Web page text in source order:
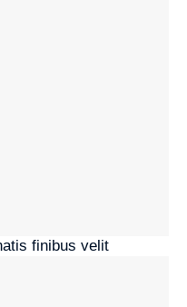
finibus velit